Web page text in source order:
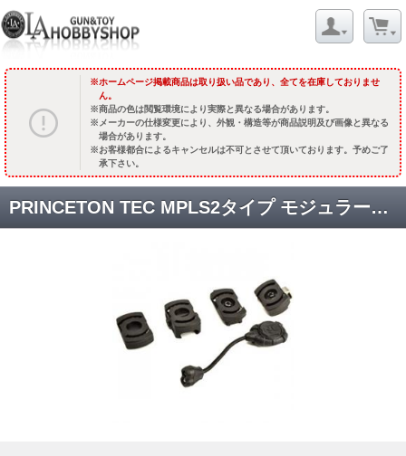
ホームページ掲載商品は取り扱い品であり、全てを在庫しておりませ
ん。
商品の色は閲覧環境により実際と異なる場合があります。
メーカーの仕様変更により、外観・構造等が商品説明及び画像と異なる
場合があります。
お客様都合によるキャンセルは不可とさせて頂いております。予めご了
承下さい。
PRINCETON TEC MPLS2タイプ モジュラーパーソナルライティングシステム [KW-FL-066] [取寄]